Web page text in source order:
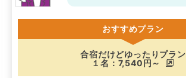
おすすめプラン
合宿だけどゆったりプラン
１名：7,540円～